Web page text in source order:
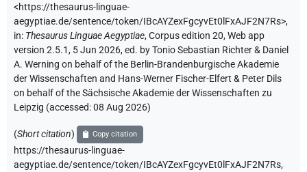
<https://thesaurus-linguae-
aegyptiae.de/sentence/token/IBcAYZexFgcyvEt0lFxAJF2N7Rs>,
in: Thesaurus Linguae Aegyptiae,Corpus edition 20, Web app
version 2.5.1, 5 Jun 2026, ed. by Tonio Sebastian Richter & Daniel
A. Werning on behalf of the Berlin-Brandenburgische Akademie
der Wissenschaften and Hans-Werner Fischer-Elfert & Peter Dils
on behalf of the Sächsische Akademie der Wissenschaften zu
Leipzig (accessed:08 Aug 2026)
(Short citation) Copy citation
https://thesaurus-linguae-
aegyptiae.de/sentence/token/IBcAYZexFgcyvEt0lFxAJF2N7Rs,